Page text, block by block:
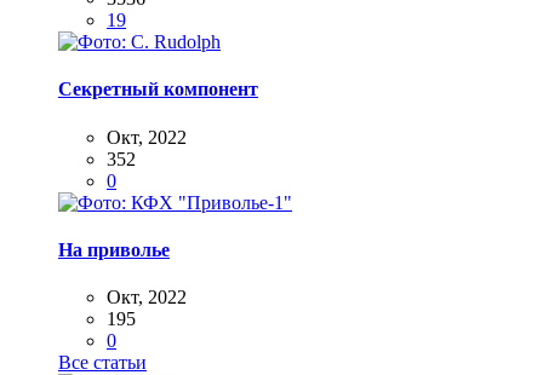
19
Секретный компонент
Окт, 2022
352
0
На приволье
Окт, 2022
195
0
Все статьи